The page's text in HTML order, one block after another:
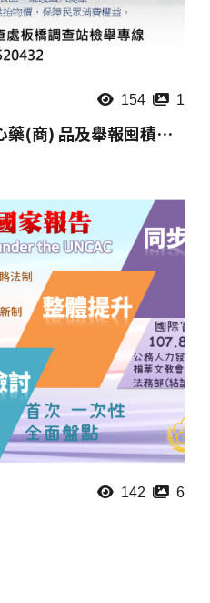
154 1
反詐騙、反吸金、反黑心藥(商) 品及舉報囤積等經濟犯罪防制宣導
142 6